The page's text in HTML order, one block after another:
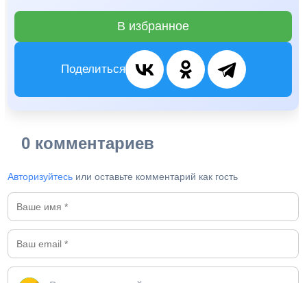
В избранное
Поделиться
0 комментариев
Авторизуйтесь или оставьте комментарий как гость